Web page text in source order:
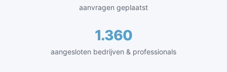
aanvragen geplaatst
1.360
aangesloten bedrijven & professionals